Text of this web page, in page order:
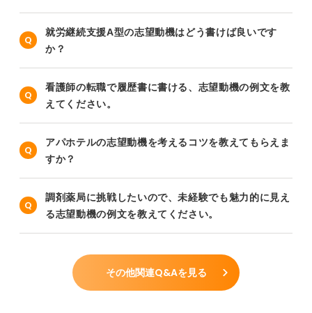
就労継続支援A型の志望動機はどう書けば良いです
か？
看護師の転職で履歴書に書ける、志望動機の例文を教
えてください。
アパホテルの志望動機を考えるコツを教えてもらえま
すか？
調剤薬局に挑戦したいので、未経験でも魅力的に見え
る志望動機の例文を教えてください。
その他関連Q&Aを見る